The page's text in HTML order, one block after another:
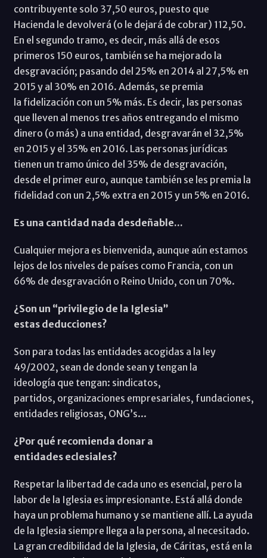
contribuyente solo 37,50 euros, puesto que
Hacienda le devolverá (o le dejará de cobrar) 112,50.
En el segundo tramo, es decir, más allá de esos
primeros 150 euros, también se ha mejorado la
desgravación; pasando del 25% en 2014 al 27,5% en
2015 y al 30% en 2016. Además, se premia
la fidelización con un 5% más. Es decir, las personas
que lleven al menos tres años entregando el mismo
dinero (o más) a una entidad, desgravarán el 32,5%
en 2015 y el 35% en 2016. Las personas jurídicas
tienen un tramo único del 35% de desgravación,
desde el primer euro, aunque también se les premia la
fidelidad con un 2,5% extra en 2015 y un 5% en 2016.
Es una cantidad nada desdeñable...
Cualquier mejora es bienvenida, aunque aún estamos
lejos de los niveles de países como Francia, con un
66% de desgravación o Reino Unido, con un 70%.
¿Son un “privilegio de la Iglesia”
estas deducciones?
Son para todas las entidades acogidas a la ley
49/2002, sean de donde sean y tengan la
ideología que tengan: sindicatos,
partidos, organizaciones empresariales, fundaciones,
entidades religiosas, ONG’s...
¿Por qué recomienda donar a
entidades eclesiales?
Respetar la libertad de cada uno es esencial, pero la
labor de la Iglesia es impresionante. Está allá donde
haya un problema humano y se mantiene allí. La ayuda
de la Iglesia siempre llega a la persona, al necesitado.
La gran credibilidad de la Iglesia, de Cáritas, está en la